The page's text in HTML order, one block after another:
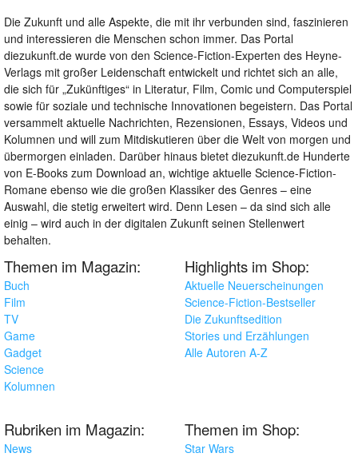
Die Zukunft und alle Aspekte, die mit ihr verbunden sind, faszinieren
und interessieren die Menschen schon immer. Das Portal
diezukunft.de wurde von den Science-Fiction-Experten des Heyne-
Verlags mit großer Leidenschaft entwickelt und richtet sich an alle,
die sich für „Zukünftiges“ in Literatur, Film, Comic und Computerspiel
sowie für soziale und technische Innovationen begeistern. Das Portal
versammelt aktuelle Nachrichten, Rezensionen, Essays, Videos und
Kolumnen und will zum Mitdiskutieren über die Welt von morgen und
übermorgen einladen. Darüber hinaus bietet diezukunft.de Hunderte
von E-Books zum Download an, wichtige aktuelle Science-Fiction-
Romane ebenso wie die großen Klassiker des Genres – eine
Auswahl, die stetig erweitert wird. Denn Lesen – da sind sich alle
einig – wird auch in der digitalen Zukunft seinen Stellenwert
behalten.
Themen im Magazin:
Buch
Film
TV
Game
Gadget
Science
Kolumnen
Highlights im Shop:
Aktuelle Neuerscheinungen
Science-Fiction-Bestseller
Die Zukunftsedition
Stories und Erzählungen
Alle Autoren A-Z
Rubriken im Magazin:
News
Themen im Shop:
Star Wars